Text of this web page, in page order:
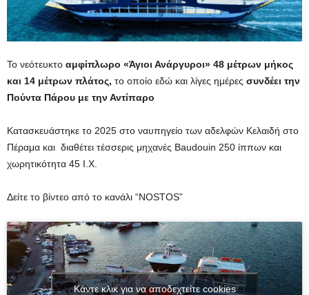
Το νεότευκτο αμφίπλωρο «Άγιοι Ανάργυροι» 48 μέτρων μήκος
και 14 μέτρων πλάτος, το οποίο εδώ και λίγες ημέρες συνδέει την
Πούντα Πάρου με την Αντίπαρο
Κατασκευάστηκε το 2025 στο ναυπηγείο των αδελφών Κελαιδή στο
Πέραμα και διαθέτει τέσσερις μηχανές Baudouin 250 ίππων και
χωρητικότητα 45 Ι.Χ.
Δείτε το βίντεο από το κανάλι “NOSTOS”
Κάντε κλικ για να αποδεχτείτε cookies